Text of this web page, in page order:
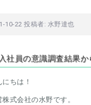
10-22 投稿者: 水野達也
社員の意識調査結果か
ちは！
式会社の水野です。